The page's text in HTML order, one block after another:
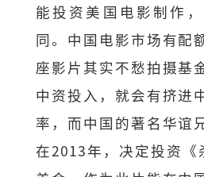
能投资美国电影制作
同。中国电影市场有配
座影片其实不愁拍摄基
中资投入，就会有挤进
率，而中国的著名华谊
在2013年，决定投资《